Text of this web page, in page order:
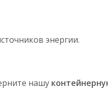
энергии.
нашу